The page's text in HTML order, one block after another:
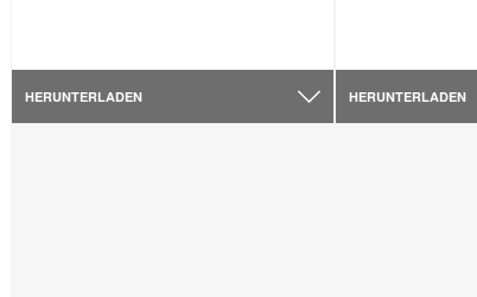
HERUNTERLADEN HERUNTERLADEN